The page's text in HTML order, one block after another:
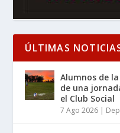
ÚLTIMAS
Alumnos de
de una
el Club Social
7 Ago 2026 |